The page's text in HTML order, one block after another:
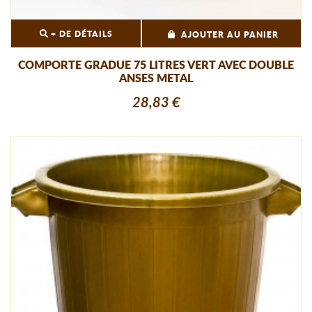
+ DE DÉTAILS AJOUTER AU PANIER
COMPORTE GRADUE 75 LITRES VERT AVEC DOUBLE
ANSES METAL
28,83 €